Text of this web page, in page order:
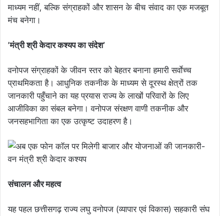
माध्यम नहीं, बल्कि संग्राहकों और शासन के बीच संवाद का एक मजबूत
मंच बनेगा।
’मंत्री श्री केदार कश्यप का संदेश’
वनोपज संग्राहकों के जीवन स्तर को बेहतर बनाना हमारी सर्वाेच्च
प्राथमिकता है। आधुनिक तकनीक के माध्यम से दूरस्थ क्षेत्रों तक
जानकारी पहुँचाने का यह प्रयास राज्य के लाखों परिवारों के लिए
आजीविका का संबल बनेगा। वनोपज संरक्षण वाणी तकनीक और
जनसहभागिता का एक उत्कृष्ट उदाहरण है।
संचालन और महत्व
यह पहल छत्तीसगढ़ राज्य लघु वनोपज (व्यापार एवं विकास) सहकारी संघ